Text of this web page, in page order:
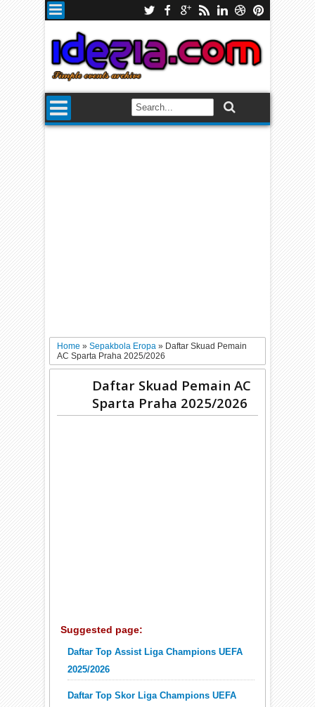
Home»Sepakbola Eropa» Daftar Skuad Pemain
AC Sparta Praha 2025/2026
Daftar Skuad Pemain AC
Sparta Praha 2025/2026
Suggested page:
Daftar Top Assist Liga Champions UEFA
2025/2026
Daftar Top Skor Liga Champions UEFA